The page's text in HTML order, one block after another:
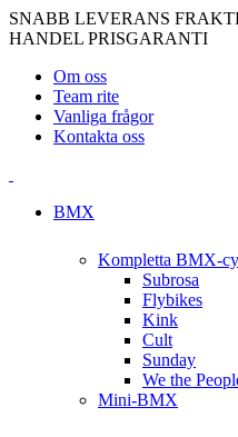
SNABB LEVERANS
HANDEL PRISGARANTI
Om oss
Team rite
Vanliga frågor
Kontakta oss
BMX
Kompletta BMX-
Subrosa
Flybikes
Kink
Cult
Sunday
We the
Mini-BMX